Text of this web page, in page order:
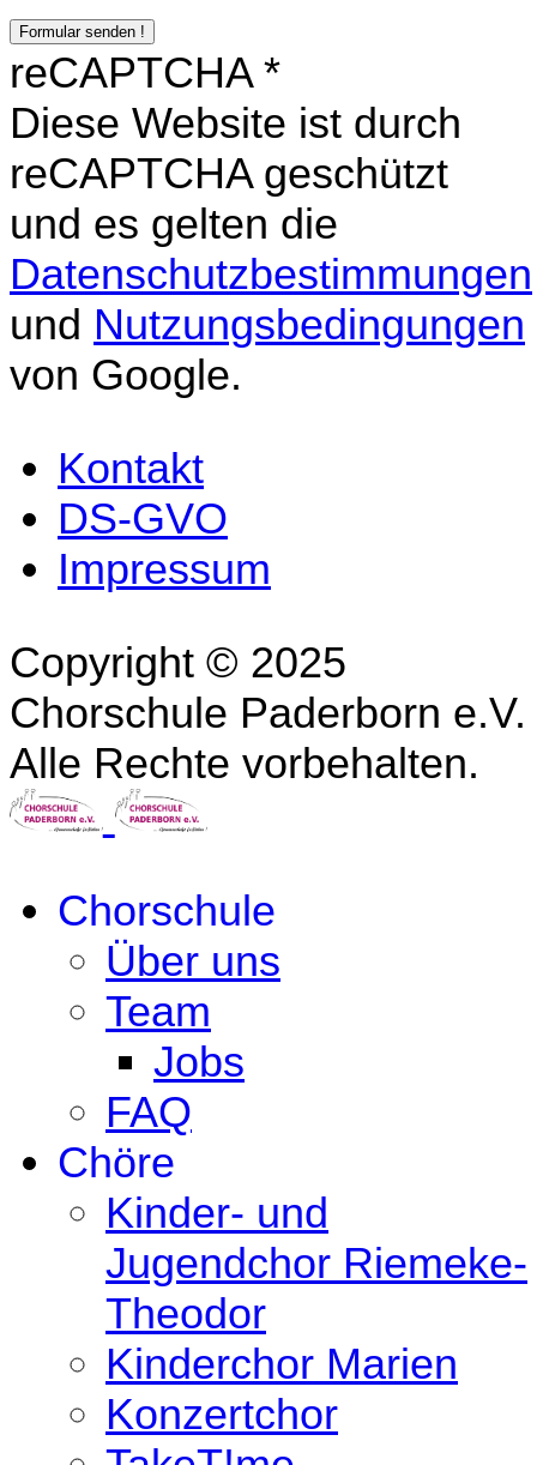
Formular senden !
reCAPTCHA*
Diese Website ist durch
reCAPTCHA geschützt
und es gelten die
Datenschutzbestimmungen
und Nutzungsbedingungen
von Google.
Kontakt
DS-GVO
Impressum
Copyright © 2025
Chorschule Paderborn e.V.
Alle Rechte vorbehalten.
Chorschule
Über uns
Team
Jobs
FAQ
Chöre
Kinder- und
Jugendchor Riemeke-
Theodor
Kinderchor Marien
Konzertchor